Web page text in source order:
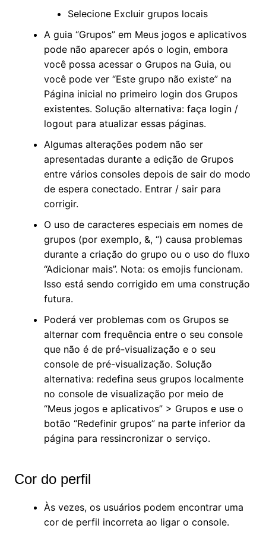
Selecione Excluir grupos locais
A guia “Grupos” em Meus jogos e aplicativos
pode não aparecer após o login, embora
você possa acessar o Grupos na Guia, ou
você pode ver “Este grupo não existe” na
Página inicial no primeiro login dos Grupos
existentes. Solução alternativa: faça login /
logout para atualizar essas páginas.
Algumas alterações podem não ser
apresentadas durante a edição de Grupos
entre vários consoles depois de sair do modo
de espera conectado. Entrar / sair para
corrigir.
O uso de caracteres especiais em nomes de
grupos (por exemplo, &, “) causa problemas
durante a criação do grupo ou o uso do fluxo
“Adicionar mais”. Nota: os emojis funcionam.
Isso está sendo corrigido em uma construção
futura.
Poderá ver problemas com os Grupos se
alternar com frequência entre o seu console
que não é de pré-visualização e o seu
console de pré-visualização. Solução
alternativa: redefina seus grupos localmente
no console de visualização por meio de
“Meus jogos e aplicativos” > Grupos e use o
botão “Redefinir grupos” na parte inferior da
página para ressincronizar o serviço.
Cor do perfil
Às vezes, os usuários podem encontrar uma
cor de perfil incorreta ao ligar o console.